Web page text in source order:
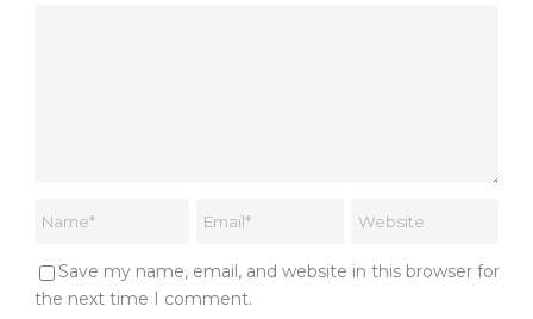
Save my name, email, and website in this browser for
the next time I comment.